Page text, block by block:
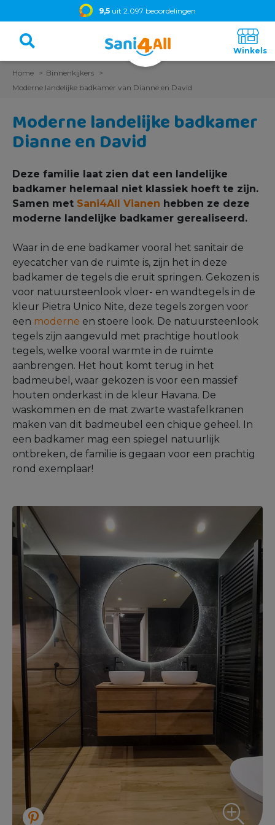
9,5 uit 2.097 beoordelingen
Home
Binnenkijkers
Moderne landelijke badkamer van Dianne en David
Moderne landelijke badkamer
Dianne en David
Deze familie laat zien dat een landelijke
badkamer helemaal niet klassiek hoeft te zijn.
Samen met Sani4All Vianen hebben ze deze
moderne landelijke badkamer gerealiseerd.
Waar in de ene badkamer vooral het sanitair de
eyecatcher van de ruimte is, zijn het in deze
badkamer de tegels die eruit springen. Gekozen is
voor natuursteenlook vloer- en wandtegels in de
kleur Pietra Unico Nite, deze tegels zorgen voor
een moderne en stoere look. De natuursteenlook
tegels zijn aangevuld met prachtige houtlook
tegels, welke vooral warmte in de ruimte
aanbrengen. Het hout komt terug in het
badmeubel, waar gekozen is voor een massief
houten onderkast in de kleur Havana. De
waskommen en de mat zwarte wastafelkranen
maken van dit badmeubel een chique geheel. In
een badkamer mag een spiegel natuurlijk
ontbreken, de familie is gegaan voor een prachtig
rond exemplaar!